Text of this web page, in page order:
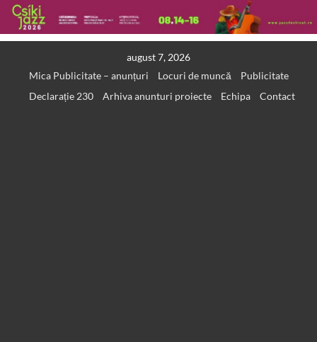
august 7, 2026
Mica Publicitate – anunțuri
Locuri de muncă
Publicitate
Declarație 230
Arhiva anunturi proiecte Echipa Contact